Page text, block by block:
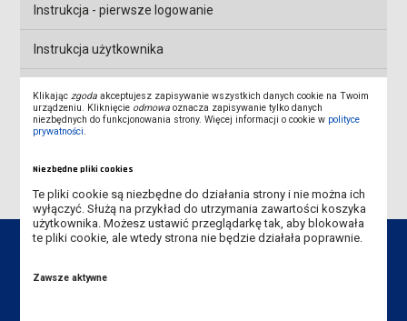
Instrukcja - pierwsze logowanie
Instrukcja użytkownika
KONTAKT
Klikajączgoda akceptujesz zapisywanie wszystkich danych cookie na Twoim
urządzeniu. Kliknięcie odmowa oznacza zapisywanie tylko danych
niezbędnych do funkcjonowania strony. Więcej informacji o cookie w polityce
prywatności.
Niezbędne pliki cookies
Te pliki cookie są niezbędne do działania strony i nie można ich
wyłączyć. Służą na przykład do utrzymania zawartości koszyka
użytkownika. Możesz ustawić przeglądarkę tak, aby blokowała
te pliki cookie, ale wtedy strona nie będzie działała poprawnie.
Zawsze aktywne